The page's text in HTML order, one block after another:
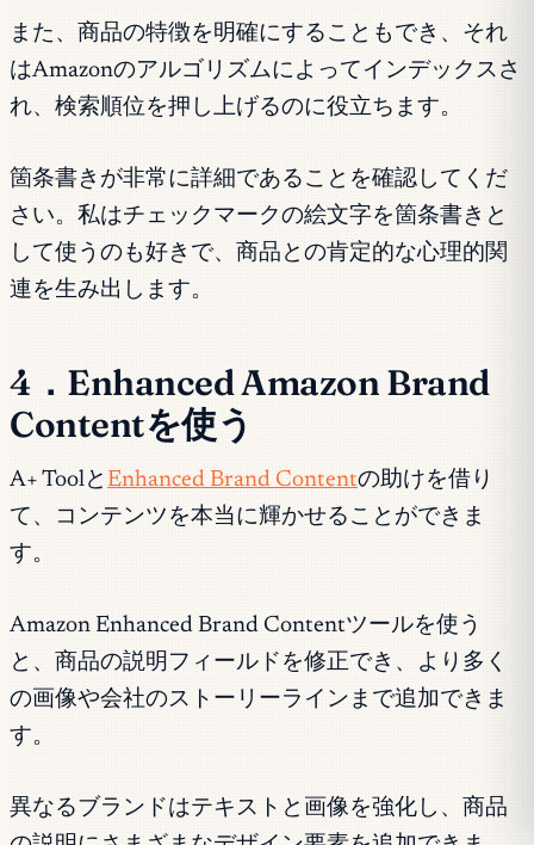
また、商品の特徴を明確にすることもでき、それ
はAmazonのアルゴリズムによってインデックスさ
れ、検索順位を押し上げるのに役立ちます。
箇条書きが非常に詳細であることを確認してくだ
さい。私はチェックマークの絵文字を箇条書きと
して使うのも好きで、商品との肯定的な心理的関
連を生み出します。
4．Enhanced Amazon Brand
Contentを使う
A+ Toolと Enhanced Brand Contentの助けを借り
て、コンテンツを本当に輝かせることができま
す。
Amazon Enhanced Brand Contentツールを使う
と、商品の説明フィールドを修正でき、より多く
の画像や会社のストーリーラインまで追加できま
す。
異なるブランドはテキストと画像を強化し、商品